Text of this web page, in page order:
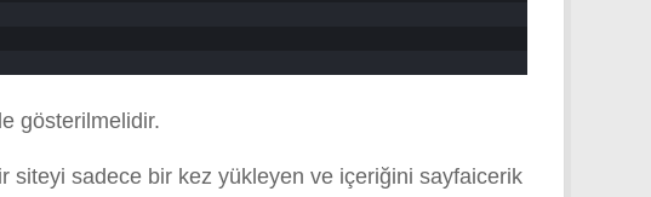
gösterilmelidir.
siteyi sadece bir kez yükleyen ve içeriğini sayfaicerik